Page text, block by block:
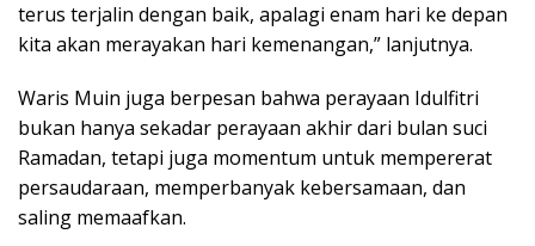
terus terjalin dengan baik, apalagi enam hari ke depan
kita akan merayakan hari kemenangan,” lanjutnya.
Waris Muin juga berpesan bahwa perayaan Idulfitri
bukan hanya sekadar perayaan akhir dari bulan suci
Ramadan, tetapi juga momentum untuk mempererat
persaudaraan, memperbanyak kebersamaan, dan
saling memaafkan.